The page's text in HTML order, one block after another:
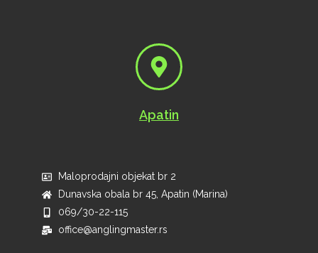
Apatin
Maloprodajni objekat br 2
Dunavska obala br 45, Apatin (Marina)
069/30-22-115
office@anglingmaster.rs